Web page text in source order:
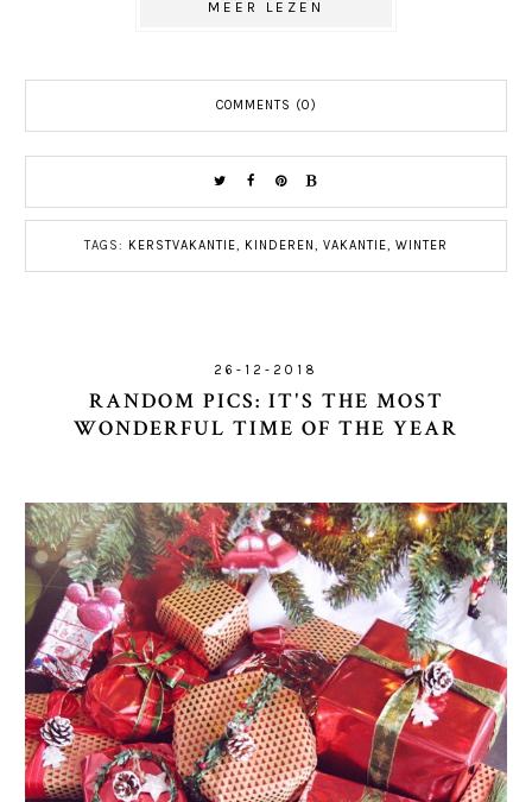
MEER LEZEN
COMMENTS (0)
TAGS: KERSTVAKANTIE, KINDEREN , VAKANTIE, WINTER
26-12-2018
RANDOM PICS: IT'S THE MOST
WONDERFUL TIME OF THE YEAR